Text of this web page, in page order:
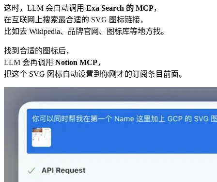
这时，LLM 会自动调用 Exa Search 的 MCP，
在互联网上搜索最合适的 SVG 图标链接，
比如去 Wikipedia、品牌官网、图标库等地方找。
找到合适的图标后，
LLM 会再调用 Notion MCP，
把这个 SVG 图标自动设置到你刚才的订阅条目前面。